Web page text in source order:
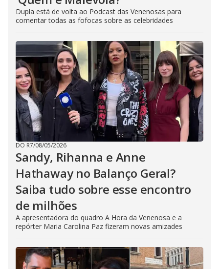
Dupla está de volta ao Podcast das Venenosas para
comentar todas as fofocas sobre as celebridades
DO R7/08/05/2026
Sandy, Rihanna e Anne
Hathaway no Balanço Geral?
Saiba tudo sobre esse encontro
de milhões
A apresentadora do quadro A Hora da Venenosa e a
repórter Maria Carolina Paz fizeram novas amizades